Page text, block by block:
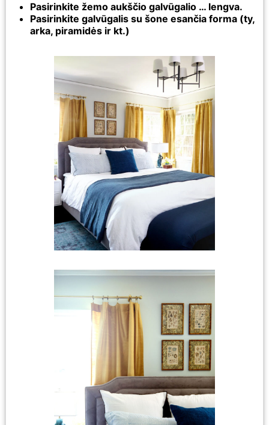
Pasirinkite žemo aukščio galvūgalio … lengva.
Pasirinkite galvūgalis su šone esančia forma (ty,
arka, piramidės ir kt.)